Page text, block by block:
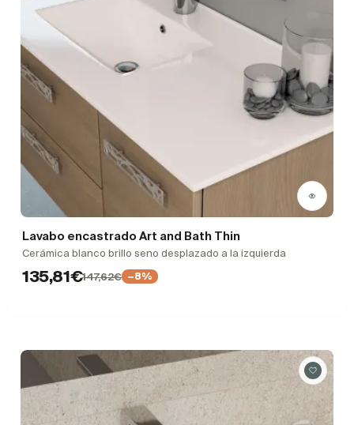
Lavabo encastrado Art and Bath Thin
Cerámica blanco brillo seno desplazado a la izquierda
135,81€147,62€ −8%